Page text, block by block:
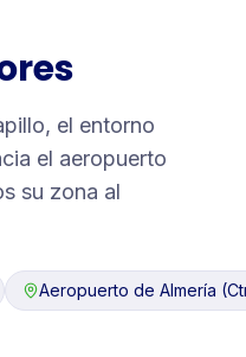
el entorno
el aeropuerto
su zona al
Aeropuerto de Almería